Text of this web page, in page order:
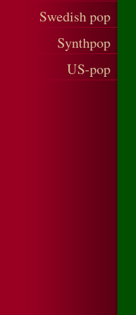
Swedish pop
Synthpop
US-pop